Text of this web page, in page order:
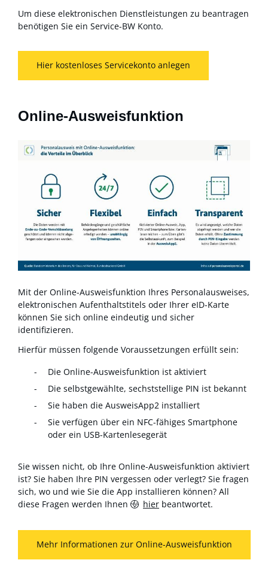
Um diese elektronischen Dienstleistungen zu beantragen
benötigen Sie ein Service-BW Konto.
Hier kostenloses Servicekonto anlegen
Online-Ausweisfunktion
Mit der Online-Ausweisfunktion Ihres Personalausweises,
elektronischen Aufenthaltstitels oder Ihrer eID-Karte
können Sie sich online eindeutig und sicher
identifizieren.
Hierfür müssen folgende Voraussetzungen erfüllt sein:
Die Online-Ausweisfunktion ist aktiviert
Die selbstgewählte, sechststellige PIN ist bekannt
Sie haben die AusweisApp2 installiert
Sie verfügen über ein NFC-fähiges Smartphone
oder ein USB-Kartenlesegerät
Sie wissen nicht, ob Ihre Online-Ausweisfunktion aktiviert
ist? Sie haben Ihre PIN vergessen oder verlegt? Sie fragen
sich, wo und wie Sie die App installieren können? All
diese Fragen werden Ihnen
hier beantwortet.
Mehr Informationen zur Online-Ausweisfunktion